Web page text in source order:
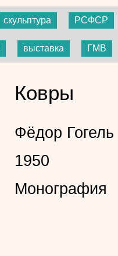
скульптура РСФСР
выставка ГМВ
Ковры
Фёдор Гогель
1950
Монография